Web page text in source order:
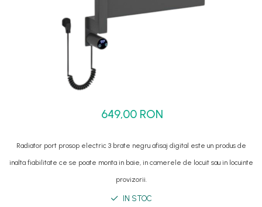
Set dus complet echipat
Suport prindere para dus
Baterii cada-Coloana dus
649,00 RON
Radiator port prosop electric 3 brate negru afisaj digital este un produs de
inalta fiabilitate ce se poate monta in baie, in camerele de locuit sau in locuinte
provizorii.
IN STOC